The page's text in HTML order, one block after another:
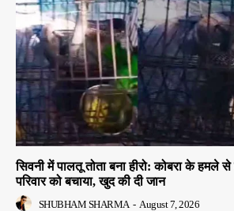
सिवनी में पालतू तोता बना हीरो: कोबरा के हमले
परिवार को बचाया, खुद की दी जान
SHUBHAM SHARMA - August 7, 2026